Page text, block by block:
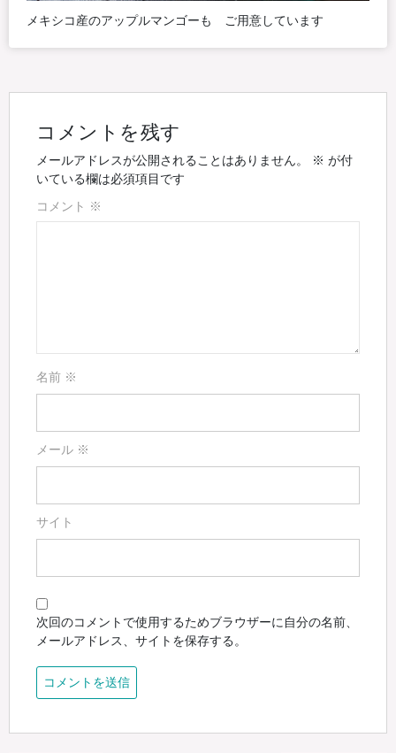
メキシコ産のアップルマンゴーも ご用意しています
コメントを残す
メールアドレスが公開されることはありません。 ※ が付
いている欄は必須項目です
コメント ※
名前 ※
メール ※
サイト
次回のコメントで使用するためブラウザーに自分の名前、
メールアドレス、サイトを保存する。